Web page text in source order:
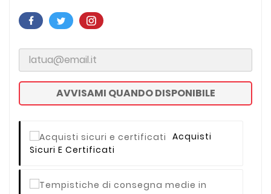
AVVISAMI QUANDO DISPONIBILE
Acquisti
Sicuri E Certificati